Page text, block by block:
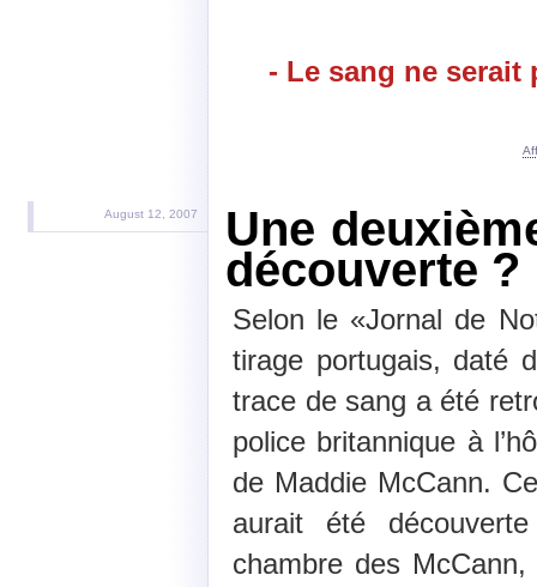
- Le sang ne serait
August 12, 2007 Une
découverte ?
Selon le «Jornal de
tirage portugais, daté
trace de sang a été
police britannique à
de Maddie McCann.
aurait été
chambre des